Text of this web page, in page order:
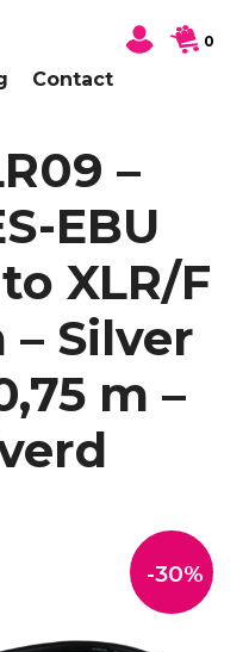
Contact
0
–
EBU
XLR/F
– Silver
m –
-30%